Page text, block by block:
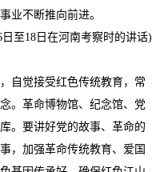
业不断推向前进。
日至18日在河南考察时的讲话)
觉接受红色传统教育，常
。革命博物馆、纪念馆、党
。要讲好党的故事、革命的
，加强革命传统教育、爱国